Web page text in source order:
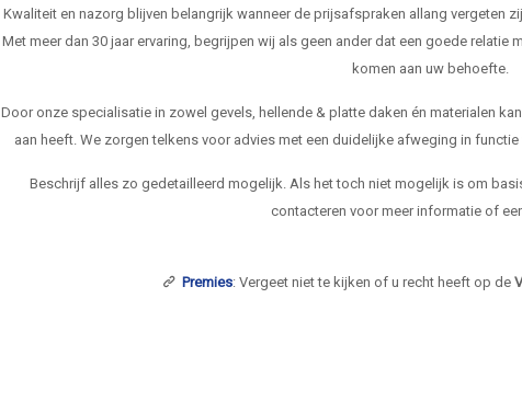
Kwaliteit en nazorg blijven belangrijk wanneer de prijsafspraken allang vergeten
Met meer dan 30 jaar ervaring, begrijpen wij als geen ander dat een goede
komen aan uw behoefte.
Door onze specialisatie in zowel gevels, hellende & platte daken én materialen
aan heeft. We zorgen telkens voor advies met een duidelijke afweging in
Beschrijf alles zo gedetailleerd mogelijk. Als het toch niet mogelijk is om
contacteren voor meer informatie of
Premies: Vergeet niet te kijken of u recht heeft op de